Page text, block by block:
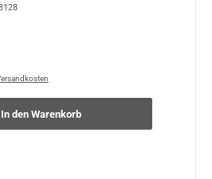
In den Warenkorb